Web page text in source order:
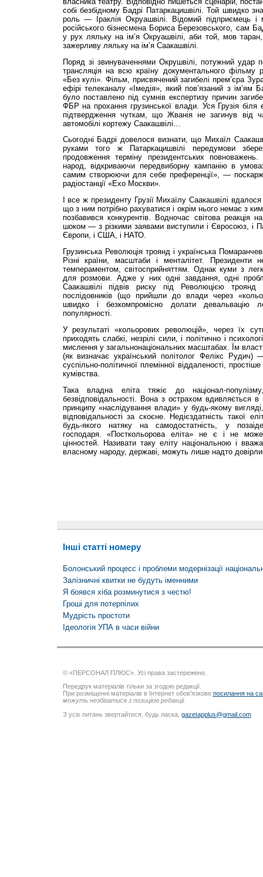
собі безбідному Бадрі Патаркацишвілі. Той швидко
роль — Іраклія Окруашвілі. Відомий підприємець і
російського бізнесмена Бориса Березовського, сам
у рух ляльку на ім’я Окруашвілі, аби той, мов
зажерливу ляльку на ім’я Саакашвілі.
Поряд зі звинуваченнями Окрушвілі, потужний удар
трансляція на всю країну документального фільму
«Без кулі». Фільм, присвячений загибелі прем’єра
ефірі телеканалу «Імедія», який пов’язаний з ім’ям
було поставлено під сумнів експертизу причин
ФБР на прохання грузинської влади. Уся Грузія біля
підтвердження чуткам, що Жванія не загинув від
автомобілі кортежу Саакашвілі…
Сьогодні Бадрі довелося визнати, що Михаїл
руками того ж Патаркацишвілі передумови
продовження терміну президентських
народ, відкриваючи передвиборну кампанію в
самим створюючи для себе преференції», —
радіостанції «Ехо Москви».
І все ж президенту Грузії Михаїлу Саакашвілі
що з ним потрібно рахуватися і окрім нього немає з
позбавився конкурентів. Водночас світова реакція
шоком — з різкими заявами виступили і Євросоюз, і
Європи, і США, і НАТО.
Грузинська Революція троянд і українська
Різні країни, масштаби і менталітет.
темпераментом, світосприйняттям. Однак куми з
для розмови. Адже у них одні завдання, одні
Саакашвілі підвів риску під Революцією
послідовників (що прийшли до влади через
швидко і безкомпромісно долати девальвацію
популярності.
У результаті «кольорових революцій», через їх
приходять слабкі, незрілі сили, і політично і
мислення у загальнонаціональних масштабах. Їм
(як визначає український політолог Фелікс Рудич)
суспільно-політичної племінної віддаленості,
кумівства.
Така владна еліта тяжіє до націонал-
безвідповідальності. Вона з острахом вдивляється
принципу «наслідування влади» у будь-якому
відповідальності за скоєне. Недієздатність такої
будь-якого натяку на самодостатність, у
господаря. «Посткольорова еліта» не є і не може
цінностей. Називати таку еліту національною і
власному народу, державі, можуть лише надто
Інші статті номеру
Болонський процесс і проблеми модернізації
Залізничні квитки не будуть іменними
Я боявся хіба розминутися з честю!
Гроші для потерпілих
Мудрість простоти
Ідеологія УПА в часи війни
© «ПЕРСОНАЛ ПЛЮС». Усі права застережено.
Передрук матеріалів тільки за згодою редакції.
При розміщенні матеріалів в Інтернет обов’язкове посилання на
можуть незбігатися з позицією редакції
З усіх питань звертайтеся, будь ласка, gazetapplus@gmail.com